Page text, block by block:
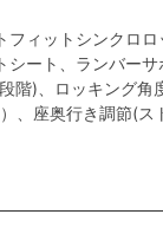
ィットシンクロ
シート、ランバー
階)、ロッキング角
、座奥行き調節(ス